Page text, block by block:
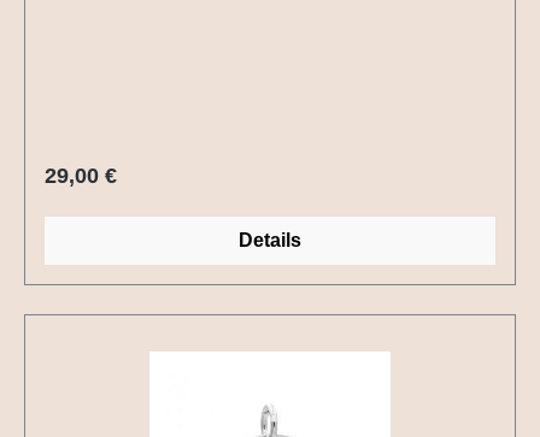
Regulärer Preis:
29,00 €
Details